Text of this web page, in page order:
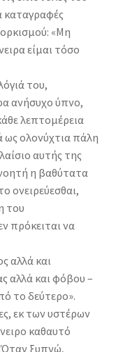
καταγραφές
«Μη
είμαι τόσο
του,
ανήσυχο ύπνο,
λεπτομέρεια
ως ολονύχτια πάλη
αυτής της
η βαθύτατα
ονειρεύεσθαι,
του
πρόκειται να
αλλά και
αλλά και φόβου –
το δεύτερο».
εκ των υστέρων
καθαυτό
ξυπνώ,